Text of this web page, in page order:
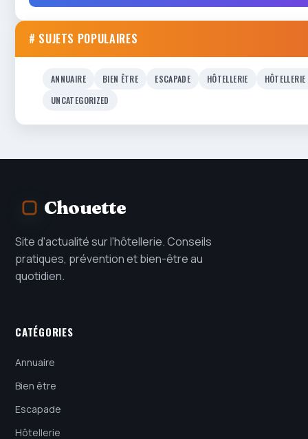
# SUJETS POPULAIRES
ANNUAIRE BIEN ÊTRE ESCAPADE HÔTELLERIE
UNCATEGORIZED
Chouette
Site d'actualité sur l'hôtellerie. Conseils
pratiques, prévention et bien-être au
quotidien.
CATÉGORIES
Annuaire
Bien être
Escapade
Hôtellerie